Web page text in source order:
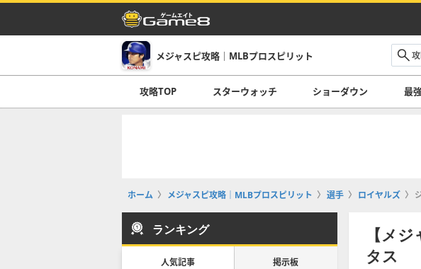
メジャスピ攻略｜MLBプロスピリット
攻略TOP スターウォッチ ショーダウン 最
ホーム メジャスピ攻略｜MLBプロスピリット 選手 ロイヤルズ
【メ
タス
ランキング
人気記事 掲示板